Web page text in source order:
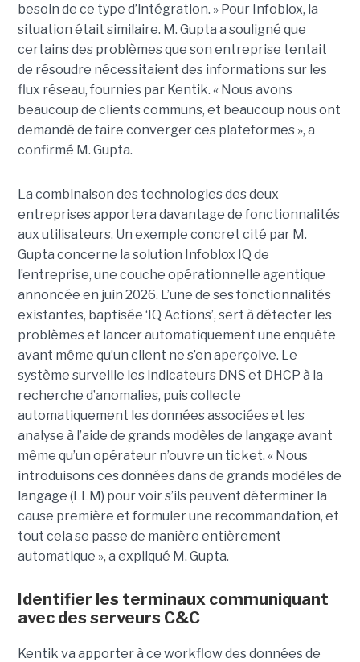
besoin de ce type d’intégration. » Pour Infoblox, la
situation était similaire. M. Gupta a souligné que
certains des problèmes que son entreprise tentait
de résoudre nécessitaient des informations sur les
flux réseau, fournies par Kentik. « Nous avons
beaucoup de clients communs, et beaucoup nous ont
demandé de faire converger ces plateformes », a
confirmé M. Gupta.
La combinaison des technologies des deux
entreprises apportera davantage de fonctionnalités
aux utilisateurs. Un exemple concret cité par M.
Gupta concerne la solution Infoblox IQ de
l’entreprise, une couche opérationnelle agentique
annoncée en juin 2026. L’une de ses fonctionnalités
existantes, baptisée ‘IQ Actions’, sert à détecter les
problèmes et lancer automatiquement une enquête
avant même qu’un client ne s’en aperçoive. Le
système surveille les indicateurs DNS et DHCP à la
recherche d’anomalies, puis collecte
automatiquement les données associées et les
analyse à l’aide de grands modèles de langage avant
même qu’un opérateur n’ouvre un ticket. « Nous
introduisons ces données dans de grands modèles de
langage (LLM) pour voir s’ils peuvent déterminer la
cause première et formuler une recommandation, et
tout cela se passe de manière entièrement
automatique », a expliqué M. Gupta.
Identifier les terminaux communiquant
avec des serveurs C&C
Kentik va apporter à ce workflow des données de